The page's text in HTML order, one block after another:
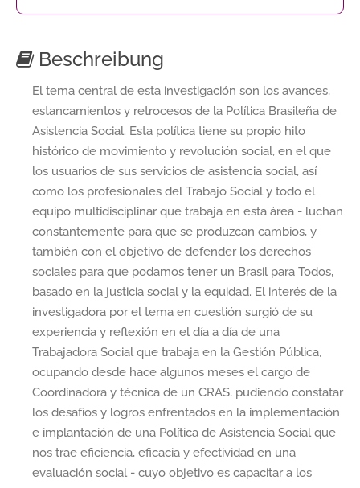
Beschreibung
El tema central de esta investigación son los avances,
estancamientos y retrocesos de la Política Brasileña de
Asistencia Social. Esta política tiene su propio hito
histórico de movimiento y revolución social, en el que
los usuarios de sus servicios de asistencia social, así
como los profesionales del Trabajo Social y todo el
equipo multidisciplinar que trabaja en esta área - luchan
constantemente para que se produzcan cambios, y
también con el objetivo de defender los derechos
sociales para que podamos tener un Brasil para Todos,
basado en la justicia social y la equidad. El interés de la
investigadora por el tema en cuestión surgió de su
experiencia y reflexión en el día a día de una
Trabajadora Social que trabaja en la Gestión Pública,
ocupando desde hace algunos meses el cargo de
Coordinadora y técnica de un CRAS, pudiendo constatar
los desafíos y logros enfrentados en la implementación
e implantación de una Política de Asistencia Social que
nos trae eficiencia, eficacia y efectividad en una
evaluación social - cuyo objetivo es capacitar a los